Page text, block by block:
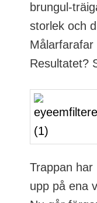
brungul-
storlek och
Resultatet?
Trappan
upp på ena